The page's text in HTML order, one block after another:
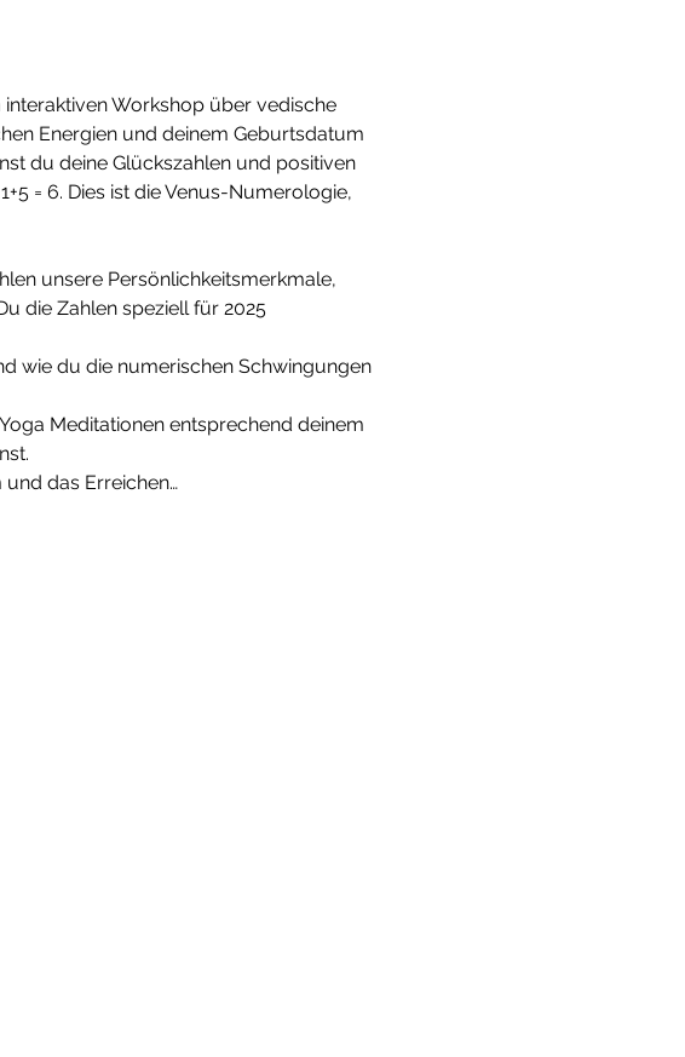
Workshop über vedische
Energien und deinem Geburtsdatum
du deine Glückszahlen und positiven
= 6. Dies ist die Venus-Numerologie,
unsere Persönlichkeitsmerkmale,
die Zahlen speziell für 2025
wie du die numerischen Schwingungen
Meditationen entsprechend deinem
das Erreichen…